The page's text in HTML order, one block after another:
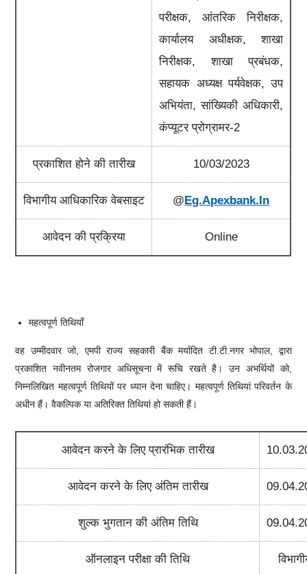
परीक्षक, आंतरिक निरीक्षक,
कार्यालय अधीक्षक, शाखा
निरीक्षक, शाखा प्रबंधक,
सहायक अध्यक्ष पर्यवेक्षक, उप
अभियंता, सांख्यिकी अधिकारी,
कंप्यूटर प्रोग्रामर-2
प्रकाशित होने की तारीख 10/03/2023
विभागीय आधिकारिक वेबसाइट @Eg.apexbank.in
आवेदन की प्रक्रिया Online
महत्वपूर्ण तिथियाँ
वह उम्मीदवार जो, एमपी राज्य सहकारी बैंक मर्यादित टी.टी.नगर भोपाल, द्वारा
प्रकाशित नवीनतम रोजगार अधिसूचना में रूचि रखते है। उन अभर्थियों को,
निम्नलिखित महत्वपूर्ण तिथियों पर ध्यान देना चाहिए। महत्वपूर्ण तिथियां परिवर्तन के
अधीन हैं। वैकल्पिक या अतिरिक्त तिथियां हो सकती हैं।
आवेदन करने के लिए प्रारंभिक तारीख
आवेदन करने के लिए अंतिम तारीख
शुल्क भुगतान की अंतिम तिथि
ऑनलाइन परीक्षा की तिथि